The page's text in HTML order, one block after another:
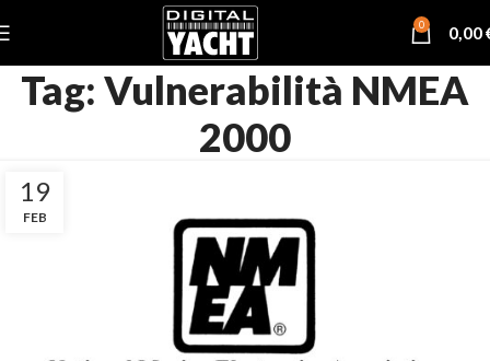
0 0,00
Tag: Vulnerabilità NMEA
2000
19
FEB